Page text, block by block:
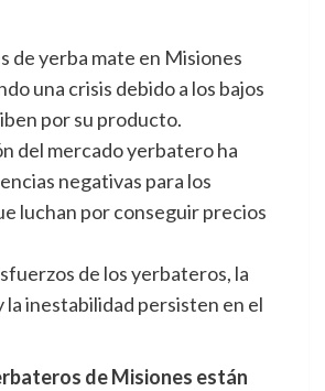
de yerba mate en Misiones
una crisis debido a los bajos
por su producto.
del mercado yerbatero ha
negativas para los
luchan por conseguir precios
de los yerbateros, la
inestabilidad persisten en el
de Misiones están